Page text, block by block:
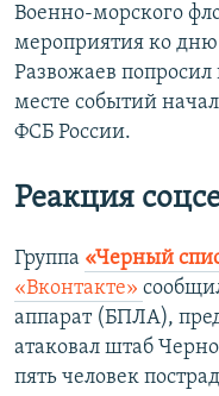
Военно-морского
мероприятия ко
Развожаев попросил
месте событий
ФСБ России.
Реакция
Группа «Черный
«Вконтакте»
аппарат (БПЛА),
атаковал штаб
пять человек